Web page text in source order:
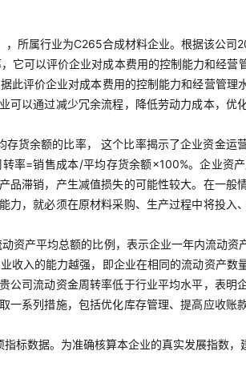
所属行业为C265合成材料企业。根据该公司
它可以评价企业对成本费用的控制能力和经
此评价企业对成本费用的控制能力和经营管
以通过减少冗余流程，降低劳动力成本，
货余额的比率， 这个比率揭示了企业资金运
率=销售成本/平均存货余额×100%。企业资
滞销，产生减值损失的可能性较大。在一
，就必须在原材料采购、生产过程中将投
资产平均总额的比例，表示企业一年内流动
入的能力越强，即企业在相同的流动资产数
司流动资金周转率低于行业平均水平，表
系列措施，包括优化库存管理、提高应收账
标数据。为准确核算本企业的真实发展指数